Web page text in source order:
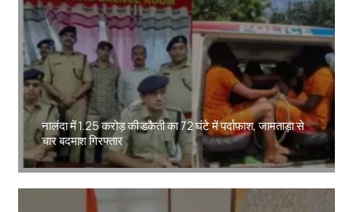
नालंदा में 1.25 करोड़ की डकैती का 72 घंटे में पर्दाफाश, जामताड़ा से
चार बदमाश गिरफ्तार
Amit Lekh